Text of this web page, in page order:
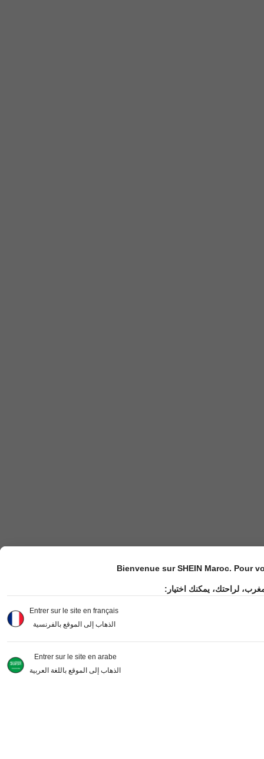
Bienvenue sur SHEIN Maroc. Pour
لراحتك، يمكنك اختيار:
Entrer sur le site en français
الذهاب إلى الموقع بالفرنسية
Entrer sur le site en arabe
الذهاب إلى الموقع باللغة العربية